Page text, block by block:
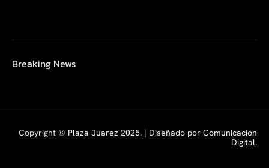
Breaking News
Copyright © Plaza Juarez 2025. | Diseñado por Comunicación
Digital.